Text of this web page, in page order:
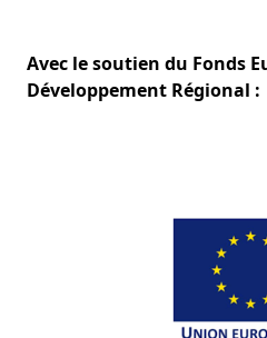
Avec le soutien du Fonds
Développement Régional :